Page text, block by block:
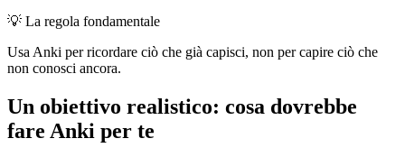
💡 La regola fondamentale
Usa Anki per ricordare ciò che già capisci, non per capire ciò che
non conosci ancora.
Un obiettivo realistico: cosa dovrebbe
fare Anki per te